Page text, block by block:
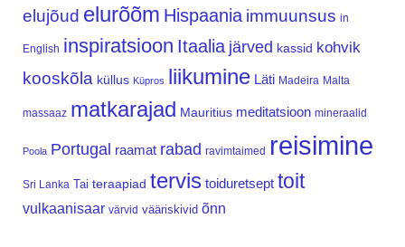
elujõud elurõõm Hispaania immuunsus in
English inspiratsioon Itaalia järved kassid kohvik
kooskõla küllus Küpros liikumine Läti Madeira Malta
massaaz matkarajad Mauritius meditatsioon mineraalid
Poola Portugal raamat rabad ravimtaimed reisimine
Sri Lanka Tai teraapiad tervis toiduretsept toit
vulkaanisaar värvid vääriskivid õnn